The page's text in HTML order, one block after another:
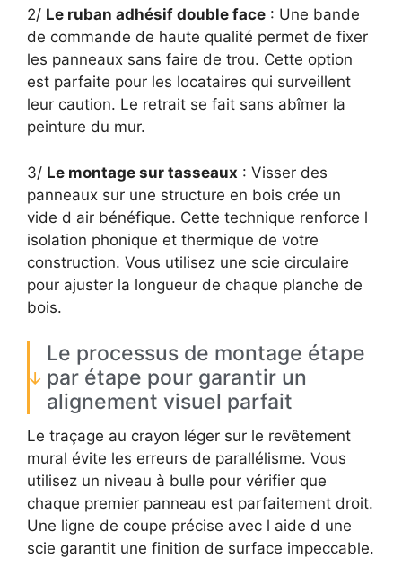
2/ Le ruban adhésif double face : Une bande
de commande de haute qualité permet de fixer
les panneaux sans faire de trou. Cette option
est parfaite pour les locataires qui surveillent
leur caution. Le retrait se fait sans abîmer la
peinture du mur.
3/ Le montage sur tasseaux : Visser des
panneaux sur une structure en bois crée un
vide d air bénéfique. Cette technique renforce l
isolation phonique et thermique de votre
construction. Vous utilisez une scie circulaire
pour ajuster la longueur de chaque planche de
bois.
Le processus de montage étape
par étape pour garantir un
alignement visuel parfait
Le traçage au crayon léger sur le revêtement
mural évite les erreurs de parallélisme. Vous
utilisez un niveau à bulle pour vérifier que
chaque premier panneau est parfaitement droit.
Une ligne de coupe précise avec l aide d une
scie garantit une finition de surface impeccable.